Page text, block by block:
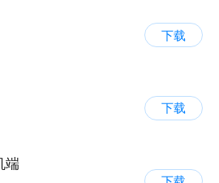
下载
下载
端